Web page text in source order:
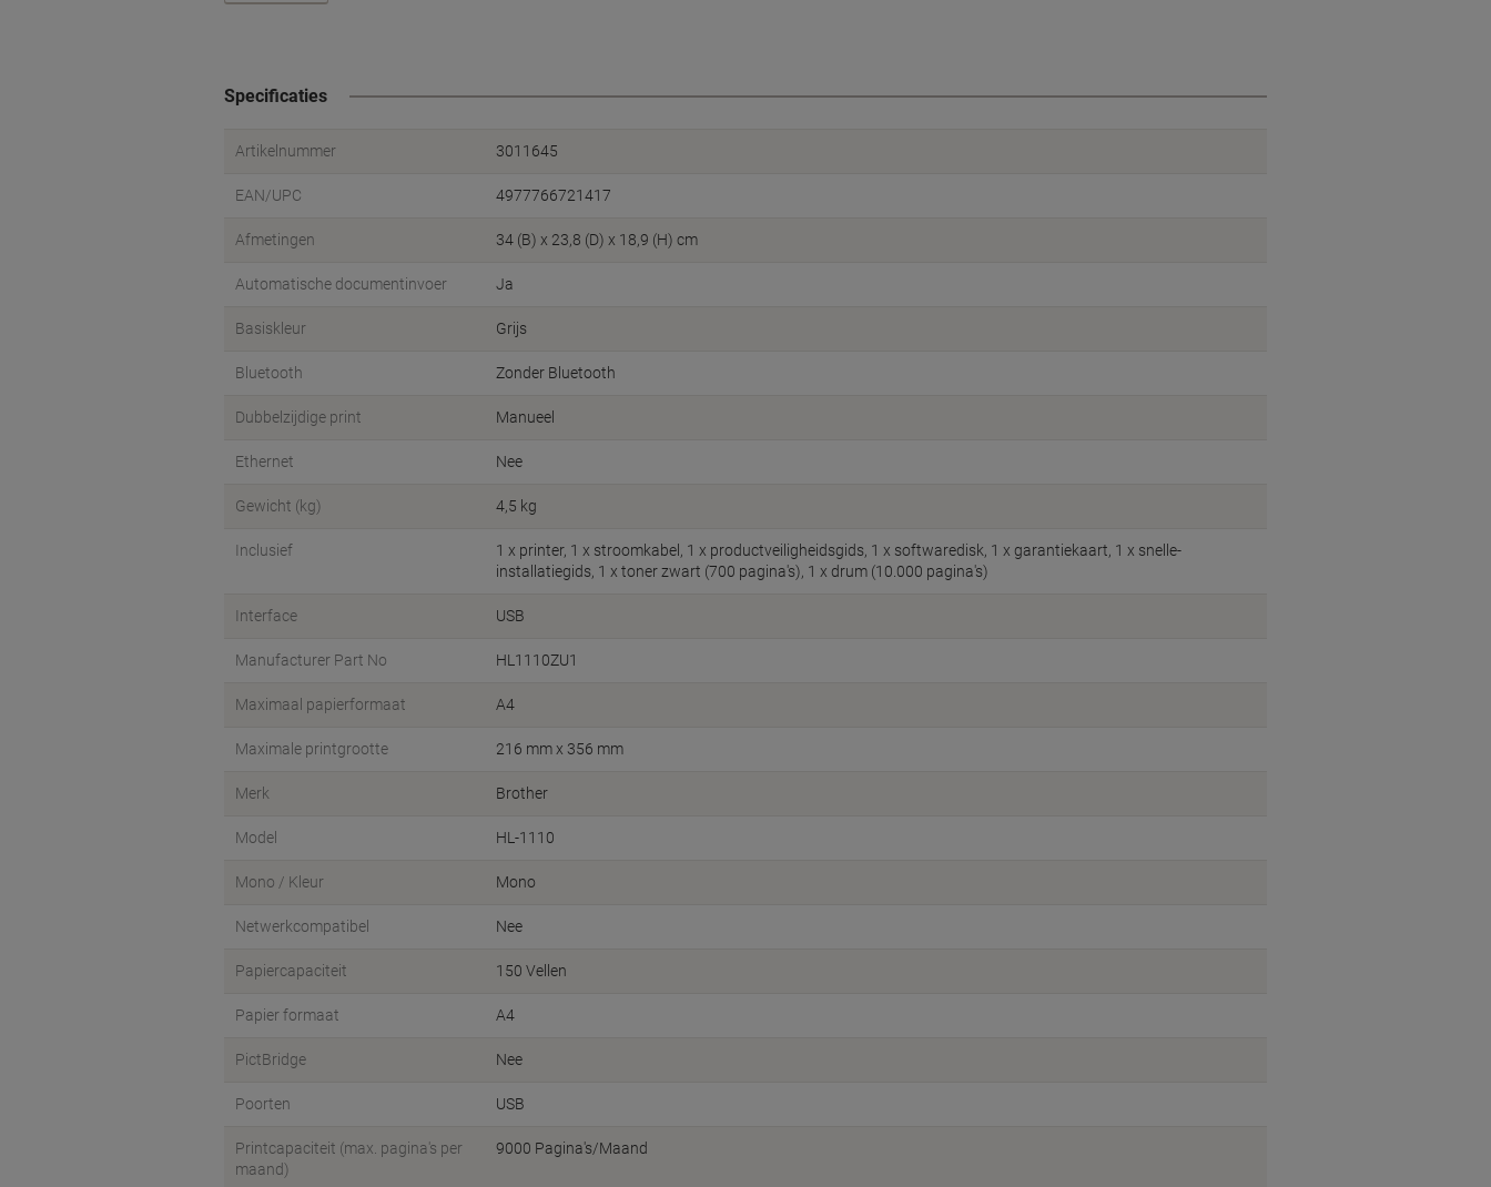
Specificaties
Artikelnummer 3011645
EAN/UPC 4977766721417
Afmetingen 34 (B) x 23,8 (D) x 18,9 (H) cm
Automatische documentinvoer Ja
Basiskleur Grijs
Bluetooth Zonder Bluetooth
Dubbelzijdige print Manueel
Ethernet Nee
Gewicht (kg) 4,5 kg
Inclusief
1 x printer, 1 x stroomkabel, 1 x productveiligheidsgids, 1 x softwaredisk, 1 x garantiekaart, 1 x snelle-
installatiegids, 1 x toner zwart (700 pagina's), 1 x drum (10.000 pagina's)
Interface USB
Manufacturer Part No HL1110ZU1
Maximaal papierformaat A4
Maximale printgrootte 216 mm x 356 mm
Merk Brother
Model HL-1110
Mono / Kleur Mono
Netwerkcompatibel Nee
Papiercapaciteit 150 Vellen
Papier formaat A4
PictBridge Nee
Poorten USB
Printcapaciteit (max. pagina's per
maand)
9000 Pagina's/Maand